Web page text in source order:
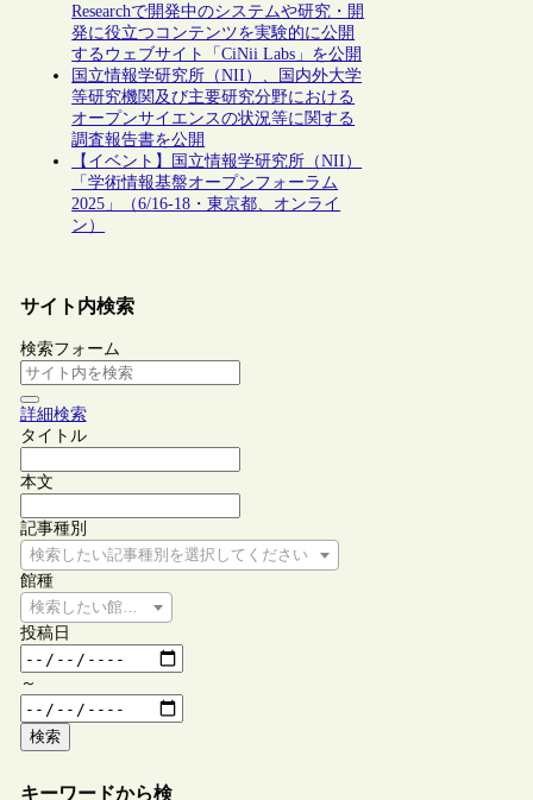
Researchで開発中のシステムや研究・開
発に役立つコンテンツを実験的に公開
するウェブサイト「CiNii Labs」を公開
国立情報学研究所（NII）、国内外大学
等研究機関及び主要研究分野における
オープンサイエンスの状況等に関する
調査報告書を公開
【イベント】国立情報学研究所（NII）
「学術情報基盤オープンフォーラム
2025」（6/16-18・東京都、オンライ
ン）
サイト内検索
検索フォーム
詳細検索
タイトル
本文
記事種別
検索したい記事種別を選択してください
館種
検索したい館種を選択してください
投稿日
～
検索
キーワードから検